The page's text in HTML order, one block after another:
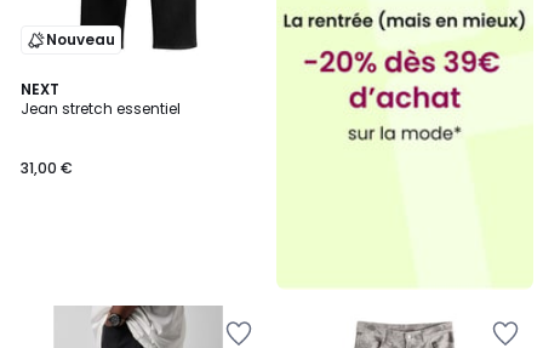
Nouveau
NEXT
Jean stretch essentiel
31,00 €